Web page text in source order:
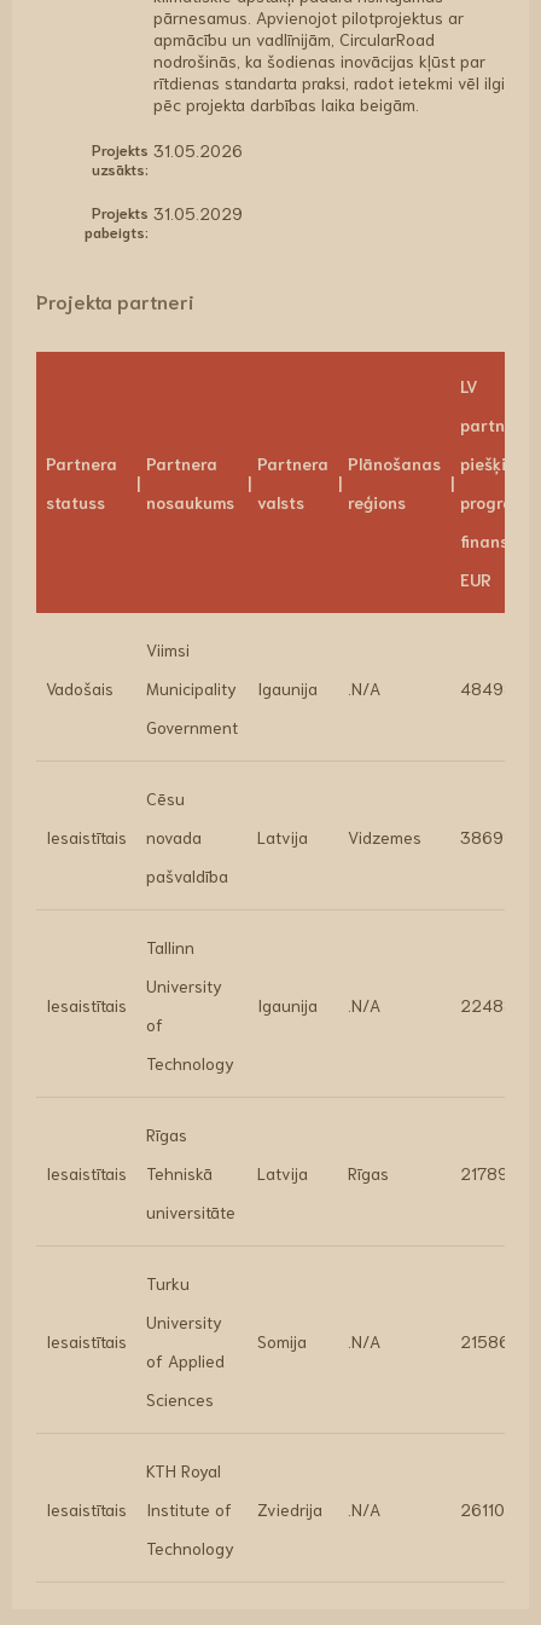
pārnesamus. Apvienojot pilotprojektus ar
apmācību un vadlīnijām, CircularRoad
nodrošinās, ka šodienas inovācijas kļūst par
rītdienas standarta praksi, radot ietekmi vēl ilgi
pēc projekta darbības laika beigām.
Projekts
uzsākts:
31.05.2026
Projekts
pabeigts:
31.05.2029
Projekta partneri
Partnera
statuss
Partnera
nosaukums
Partnera
valsts
Plānošanas
reģions
LV
partnerim
EUR
Vadošais
Viimsi
Municipality
Government
Igaunija .N/A
Iesaistītais
Cēsu
novada
pašvaldība
Latvija Vidzemes 386917.18
Iesaistītais
Tallinn
University
of
Technology
Igaunija .N/A
Iesaistītais
Rīgas
Tehniskā
universitāte
Latvija Rīgas
Iesaistītais
Turku
University
of Applied
Sciences
Somija .N/A 215868.8
Iesaistītais
KTH Royal
Institute of
Technology
Zviedrija .N/A 261104